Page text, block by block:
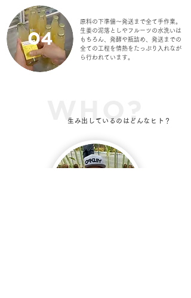
原料の下準備〜発送まで全て手作業。
生姜の泥落としやフルーツの水洗いは
もちろん、発酵や瓶詰め 、発送までの
全ての工程を情熱をたっぷり入れなが
ら行われています。
04
WHO?
生み出しているのはどんなヒト？